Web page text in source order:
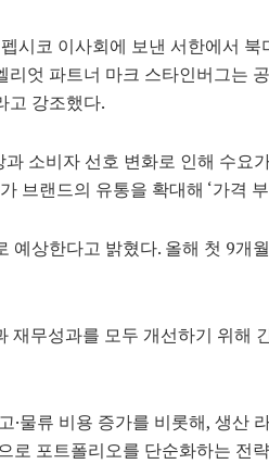
시코 이사회에 보낸 서한에서
엇 파트너 마크 스타인버그는
고 강조했다.
소비자 선호 변화로 인해 수요
브랜드의 유통을 확대해 ‘가격
예상한다고 밝혔다. 올해 첫 9개
재무성과를 모두 개선하기 위해
물류 비용 증가를 비롯해, 생산
로 포트폴리오를 단순화하는 전